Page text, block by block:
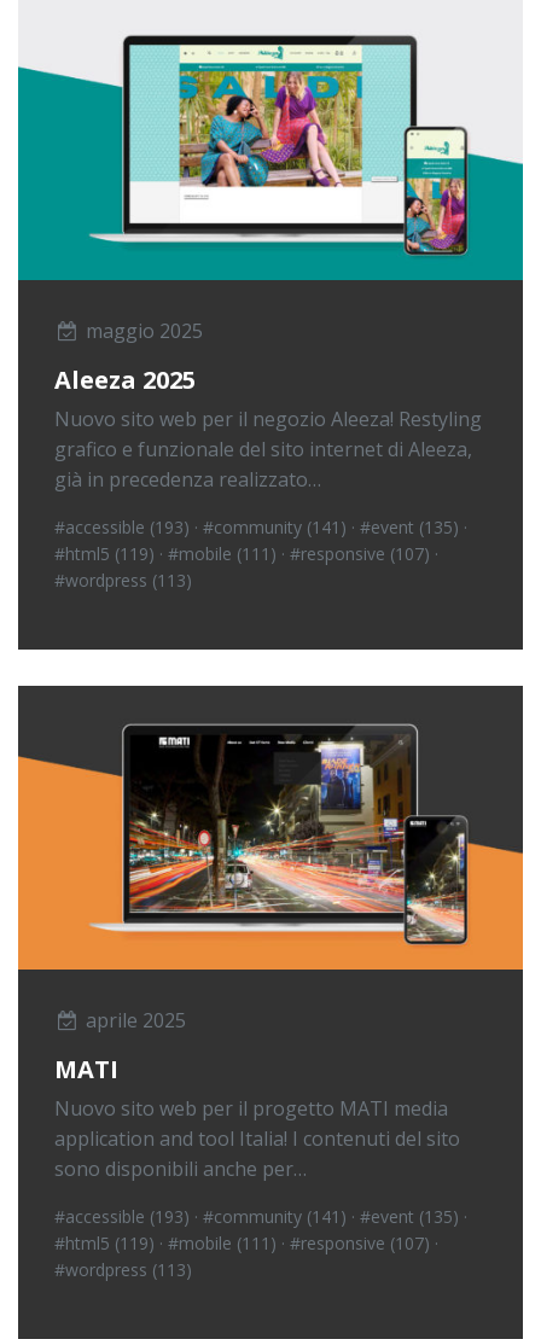
maggio 2025
Aleeza 2025
Nuovo sito web per il negozio Aleeza! Restyling
grafico e funzionale del sito internet di Aleeza,
già in precedenza realizzato…
#accessible (193) · #community (141) · #event (135) ·
#html5 (119) · #mobile (111) · #responsive (107) ·
#wordpress (113)
aprile 2025
MATI
Nuovo sito web per il progetto MATI media
application and tool Italia! I contenuti del sito
sono disponibili anche per…
#accessible (193) · #community (141) · #event (135) ·
#html5 (119) · #mobile (111) · #responsive (107) ·
#wordpress (113)